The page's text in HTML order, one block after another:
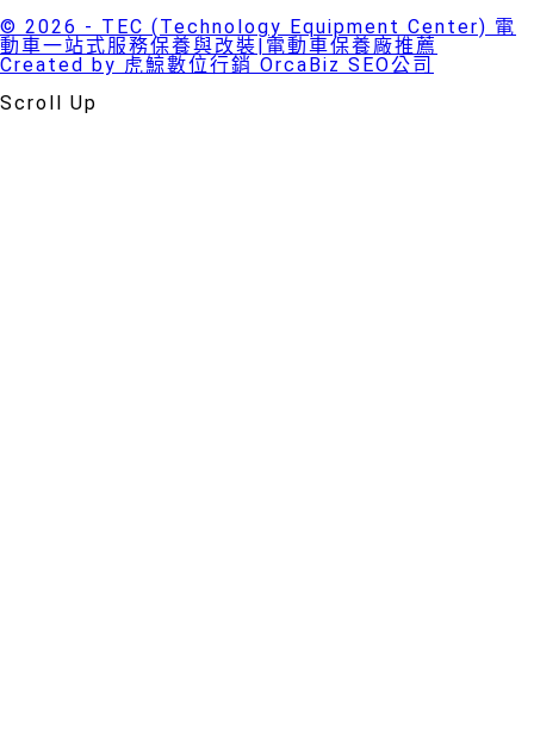
© 2026 - TEC (Technology Equipment Center) 電
動車一站式服務保養與改裝|電動車保養廠推薦
Created by 虎鯨數位行銷 OrcaBiz SEO公司
Scroll Up